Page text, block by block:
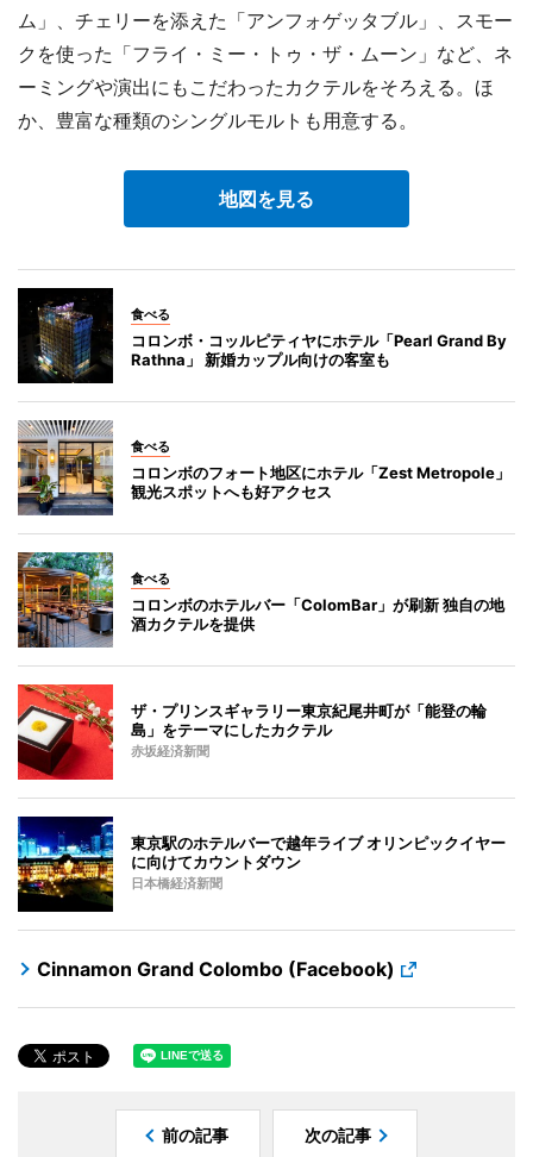
ム」、チェリーを添えた「アンフォゲッタブル」、スモー
クを使った「フライ・ミー・トゥ・ザ・ムーン」など、ネ
ーミングや演出にもこだわったカクテルをそろえる。ほ
か、豊富な種類のシングルモルトも用意する。
地図を見る
食べる
コロンボ・コッルピティヤにホテル「Pearl Grand By
Rathna」 新婚カップル向けの客室も
食べる
コロンボのフォート地区にホテル「Zest Metropole」
観光スポットへも好アクセス
食べる
コロンボのホテルバー「ColomBar」が刷新 独自の地
酒カクテルを提供
ザ・プリンスギャラリー東京紀尾井町が「能登の輪
島」をテーマにしたカクテル
赤坂経済新聞
東京駅のホテルバーで越年ライブ オリンピックイヤー
に向けてカウントダウン
日本橋経済新聞
Cinnamon Grand Colombo (Facebook)
前の記事 次の記事